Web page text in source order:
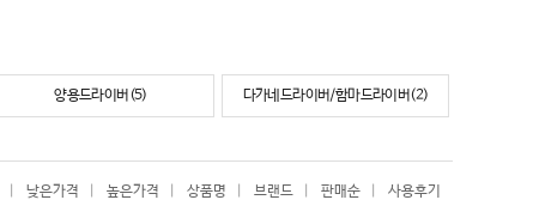
양용드라이버(5) 다가네드라이버/함마드라이버(2)
낮은가격 높은가격 상품명 브랜드 판매순 사용후기